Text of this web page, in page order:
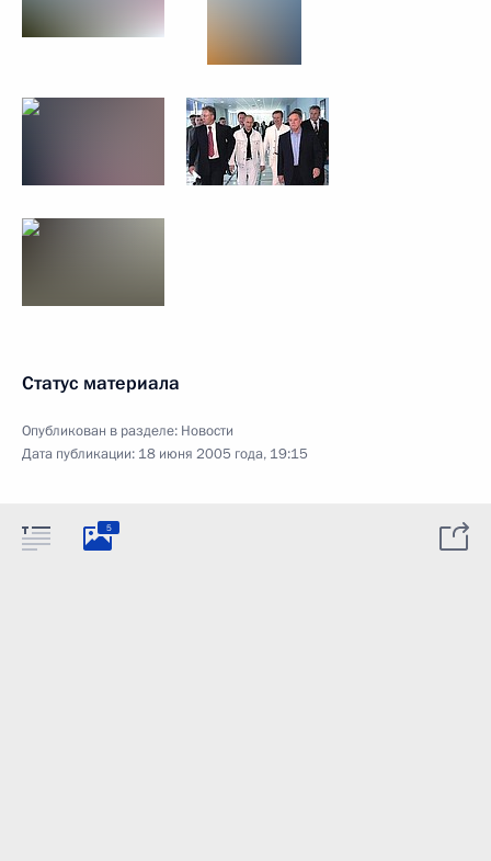
Статус материала
Опубликован в разделе: Новости
Дата публикации: 18 июня 2005 года, 19:15
5